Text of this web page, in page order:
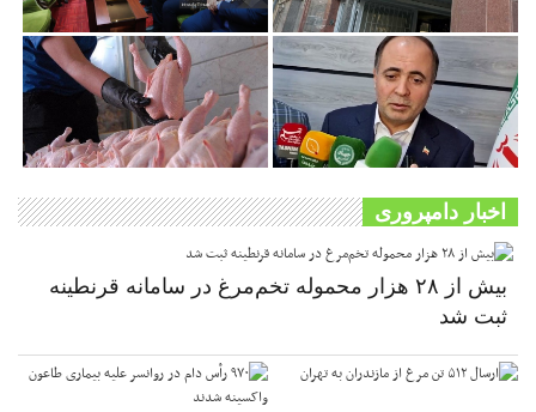
اخبار دامپروری
بیش از ۲۸ هزار محموله تخم‌مرغ در سامانه قرنطینه
ثبت شد